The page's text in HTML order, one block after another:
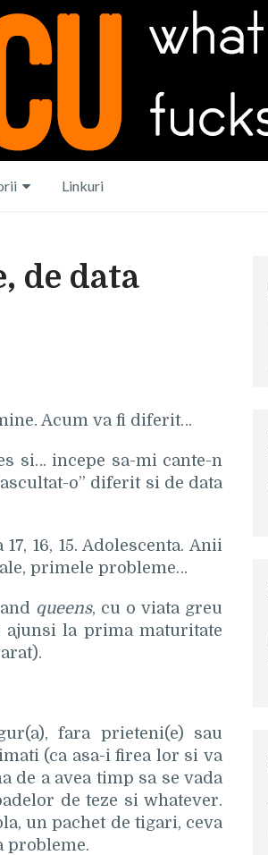
Linkuri
de data
Acum va fi diferit…
si… incepe sa-mi cante-n
o” diferit si de data
16, 15. Adolescenta. Anii
primele probleme…
queens, cu o viata greu
ajunsi la prima maturitate
fara prieteni(e) sau
(ca asa-i firea lor si va
de a avea timp sa se vada
de teze si whatever.
un pachet de tigari, ceva
probleme.